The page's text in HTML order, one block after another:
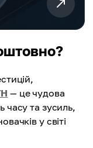
— це чудова
часу та зусиль,
у світі